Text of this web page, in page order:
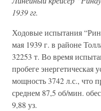
1939 гг.
Ходовые испытания
мая 1939 г. в районе
32253 т. Во время
пробеге энергетическая
мощность 3742 л.с., что
среднем 87,5 об/мин.
9,88 уз.